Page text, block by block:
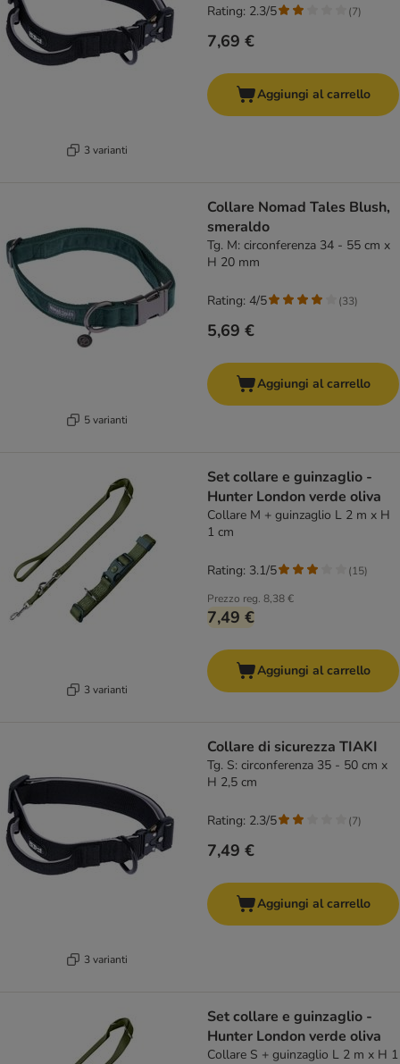
3 varianti
7,69 €
Rating: 2.3/5 (7)
Aggiungi al carrello
5 varianti
Collare Nomad Tales Blush,
smeraldo
Tg. M: circonferenza 34 - 55 cm x
H 20 mm
5,69 €
Rating: 4/5 (33)
Aggiungi al carrello
3 varianti
Set collare e guinzaglio -
Hunter London verde oliva
Collare M + guinzaglio L 2 m x H
1 cm
Prezzo reg. 8,38 €
7,49 €
Rating: 3.1/5 (15)
Aggiungi al carrello
3 varianti
Collare di sicurezza TIAKI
Tg. S: circonferenza 35 - 50 cm x
H 2,5 cm
7,49 €
Rating: 2.3/5 (7)
Aggiungi al carrello
Set collare e guinzaglio -
Hunter London verde oliva
Collare S + guinzaglio L 2 m x H 1